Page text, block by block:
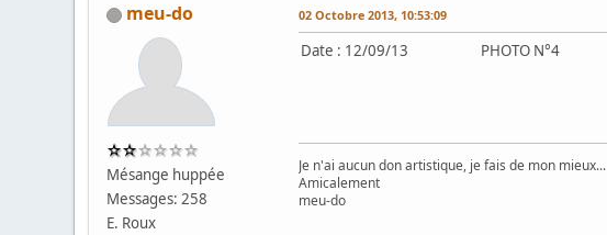
meu-do
Mésange huppée
Messages: 258
E. Roux
02 Octobre 2013, 10:53:09
Date : 12/09/13 PHOTO N°4
Je n'ai aucun don artistique, je fais de mon mieux...
Amicalement
meu-do